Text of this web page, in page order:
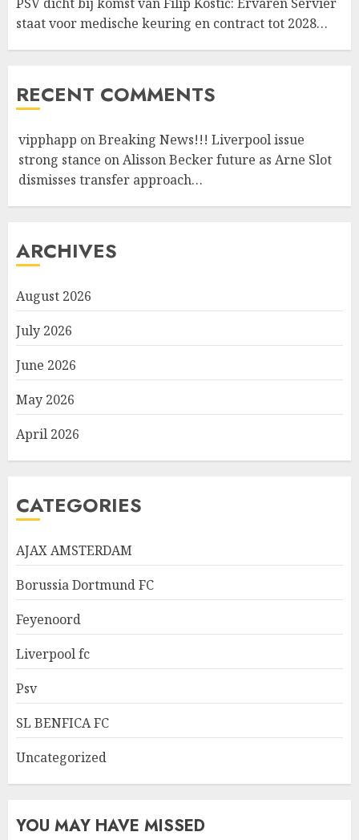
staat voor medische keuring en contract tot 2028…
RECENT COMMENTS
vipphapp onBreaking News!!! Liverpool issue
strong stance on Alisson Becker future as Arne Slot
dismisses transfer approach…
ARCHIVES
August 2026
July 2026
June 2026
May 2026
April 2026
CATEGORIES
AJAX AMSTERDAM
Borussia Dortmund FC
Feyenoord
Liverpool fc
Psv
SL BENFICA FC
Uncategorized
YOU MAY HAVE MISSED